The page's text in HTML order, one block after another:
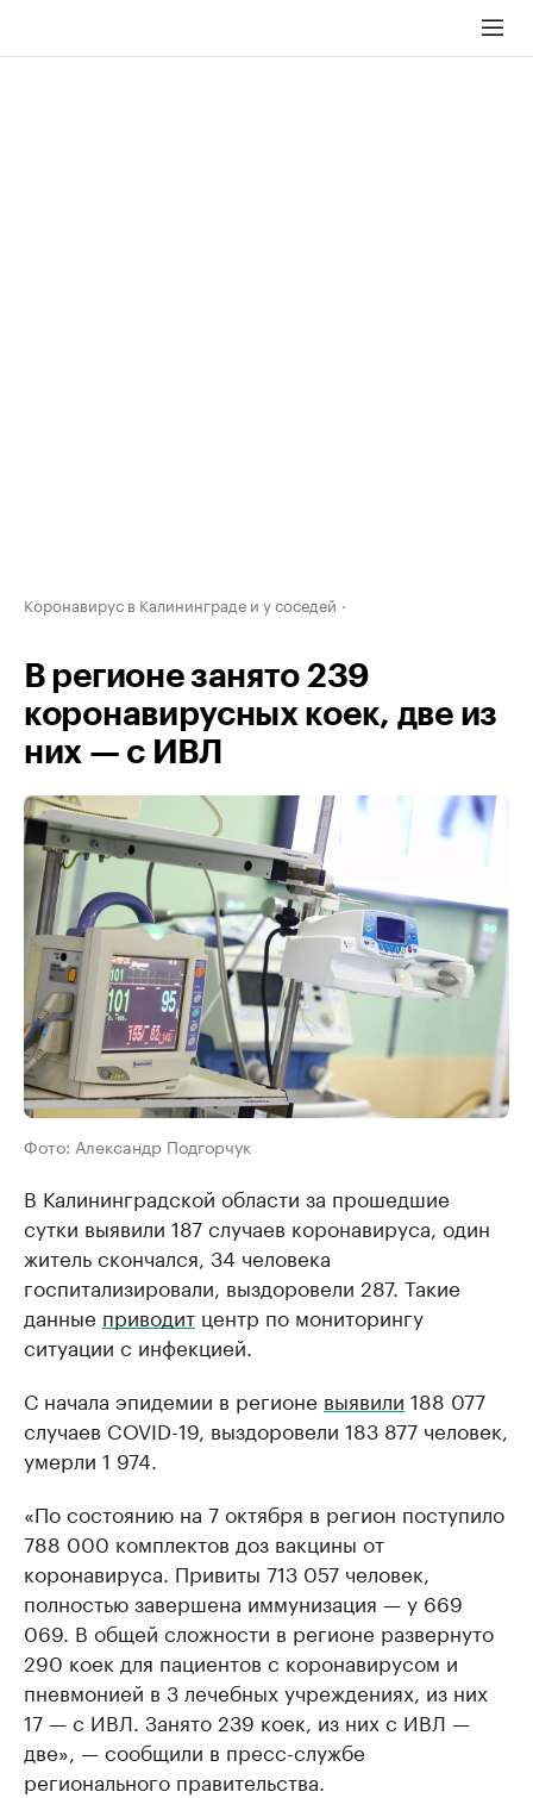
Коронавирус в Калининграде и у соседей
В регионе занято 239
коронавирусных коек, две из
них — с ИВЛ
Фото: Александр Подгорчук
В Калининградской области за прошедшие
сутки выявили 187 случаев коронавируса, один
житель скончался, 34 человека
госпитализировали, выздоровели 287. Такие
данные приводит центр по мониторингу
ситуации с инфекцией.
С начала эпидемии в регионе выявили 188 077
случаев COVID-19, выздоровели 183 877 человек,
умерли 1 974.
«По состоянию на 7 октября в регион поступило
788 000 комплектов доз вакцины от
коронавируса. Привиты 713 057 человек,
полностью завершена иммунизация — у 669
069. В общей сложности в регионе развернуто
290 коек для пациентов с коронавирусом и
пневмонией в 3 лечебных учреждениях, из них
17 — с ИВЛ. Занято 239 коек, из них с ИВЛ —
две», — сообщили в пресс-службе
регионального правительства.